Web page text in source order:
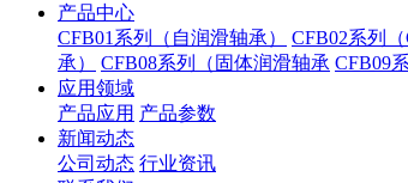
产品中心
CFB01系列（自润滑轴承）
CFB02系列
承）
CFB08系列（固体润滑轴承 CFB09
应用领域
产品应用 产品参数
新闻动态
公司动态 行业资讯